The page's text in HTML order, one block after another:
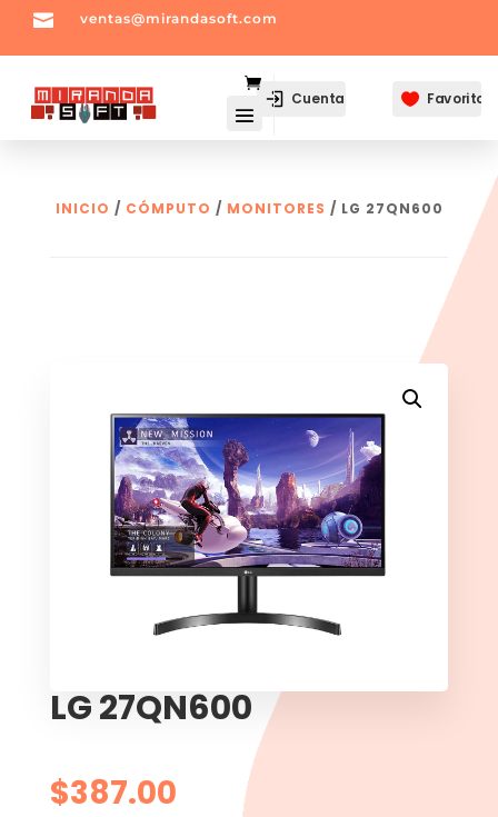
 ventas@mirandasoft.com
Cuenta  Favoritos
INICIO / CÓMPUTO / MONITORES / LG 27QN600
LG 27QN600
$387.00